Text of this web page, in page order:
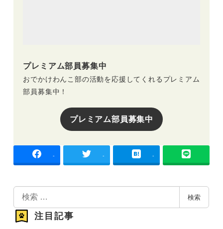
プレミアム部員募集中
おでかけわんこ部の活動を応援してくれるプレミアム
部員募集中！
プレミアム部員募集中
- - -
索
検索
注目記事